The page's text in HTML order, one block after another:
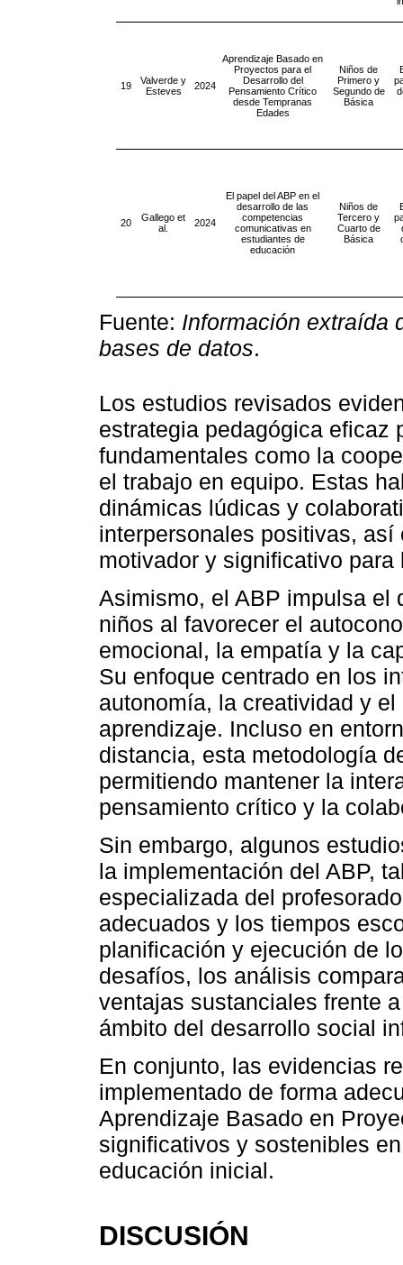
19
Valverde y
Esteves
2024
Aprendizaje Basado en
Proyectos para el
Desarrollo del
Pensamiento Crítico
desde Tempranas
Edades
Niños de
Primero y
Segundo de
Básica
20
Gallego et
al.
2024
El papel del ABP en el
desarrollo de las
competencias
comunicativas en
estudiantes de
educación
Niños de
Tercero y
Cuarto de
Básica
Fuente: Información extraída
bases de datos.
Los estudios revisados
estrategia pedagógica eficaz
fundamentales como la
el trabajo en equipo. Estas
dinámicas lúdicas y
interpersonales positivas,
motivador y significativo para
Asimismo, el ABP impulsa el
niños al favorecer el
emocional, la empatía y la
Su enfoque centrado en los
autonomía, la creatividad y
aprendizaje. Incluso en
distancia, esta metodología
permitiendo mantener la
pensamiento crítico y la
Sin embargo, algunos
la implementación del ABP,
especializada del
adecuados y los tiempos
planificación y ejecución de
desafíos, los análisis
ventajas sustanciales frente
ámbito del desarrollo social
En conjunto, las evidencias
implementado de forma
Aprendizaje Basado en
significativos y sostenibles
educación inicial.
DISCUSIÓN